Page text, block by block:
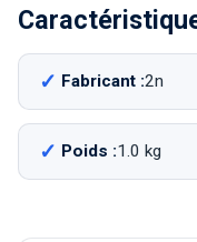
Fabricant :2n
Poids :1.0 kg